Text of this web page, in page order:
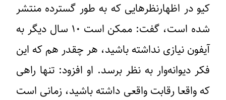
کیو در اظهارنظرهایی که به طور گسترده منتشر
شده است، گفت: ممکن است ۱۰ سال دیگر به
آیفون نیازی نداشته باشید، هر چقدر هم که این
فکر دیوانه‌وار به نظر برسد. او افزود: تنها راهی
که واقعا رقابت واقعی داشته باشید، زمانی است